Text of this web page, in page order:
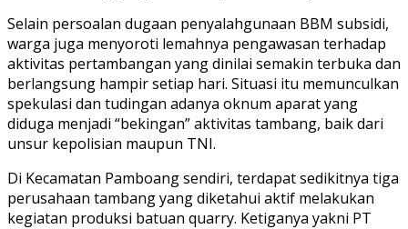
Selain persoalan dugaan penyalahgunaan BBM subsidi,
warga juga menyoroti lemahnya pengawasan terhadap
aktivitas pertambangan yang dinilai semakin terbuka dan
berlangsung hampir setiap hari. Situasi itu memunculkan
spekulasi dan tudingan adanya oknum aparat yang
diduga menjadi “bekingan” aktivitas tambang, baik dari
unsur kepolisian maupun TNI.
Di Kecamatan Pamboang sendiri, terdapat sedikitnya tiga
perusahaan tambang yang diketahui aktif melakukan
kegiatan produksi batuan quarry. Ketiganya yakni PT